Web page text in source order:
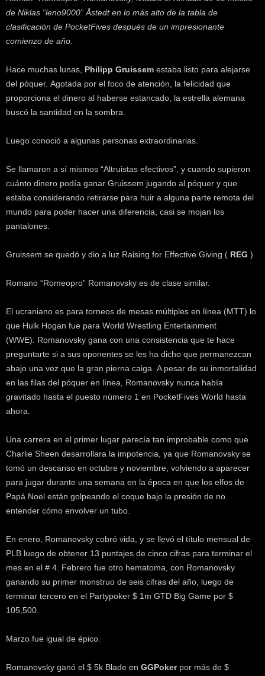
de Niklas “leno9000” Åstedt en lo más alto de la tabla de
clasificación de PocketFives después de un impresionante
comienzo de año.
Hace muchas lunas, Philipp Gruissem estaba listo para alejarse
del póquer. Agotada por el foco de atención, la felicidad que
proporciona el dinero al haberse estancado, la estrella alemana
buscó la santidad en la sombra.
Luego conoció a algunas personas extraordinarias.
Se llamaron a sí mismos “Altruistas efectivos”, y cuando supieron
cuánto dinero podía ganar Gruissem jugando al póquer y que
estaba considerando retirarse para huir a alguna parte remota del
mundo para poder hacer una diferencia, casi se mojan los
pantalones.
Gruissem se quedó y dio a luz Raising for Effective Giving ( REG ).
Romano “Romeopro” Romanovsky es de clase similar.
El ucraniano es para torneos de mesas múltiples en línea (MTT) lo
que Hulk Hogan fue para World Wrestling Entertainment
(WWE). Romanovsky gana con una consistencia que te hace
preguntarte si a sus oponentes se les ha dicho que permanezcan
abajo una vez que la gran pierna caiga. A pesar de su inmortalidad
en las filas del póquer en línea, Romanovsky nunca había
gravitado hasta el puesto número 1 en PocketFives World hasta
ahora.
Una carrera en el primer lugar parecía tan improbable como que
Charlie Sheen desarrollara la impotencia, ya que Romanovsky se
tomó un descanso en octubre y noviembre, volviendo a aparecer
para jugar durante una semana en la época en que los elfos de
Papá Noel están golpeando el coque bajo la presión de no
entender cómo envolver un tubo.
En enero, Romanovsky cobró vida, y se llevó el título mensual de
PLB luego de obtener 13 puntajes de cinco cifras para terminar el
mes en el # 4. Febrero fue otro hematoma, con Romanovsky
ganando su primer monstruo de seis cifras del año, luego de
terminar tercero en el Partypoker $ 1m GTD Big Game por $
105,500.
Marzo fue igual de épico.
Romanovsky ganó el $ 5k Blade en GGPokerpor más de $